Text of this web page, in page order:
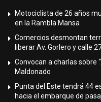
Motociclista de 26 años
en la Rambla Mansa
Comercios desmontan
liberar Av. Gorlero y calle
Convocan a charlas sobre
Maldonado
Punta del Este tendrá 44
hacia el embarque de